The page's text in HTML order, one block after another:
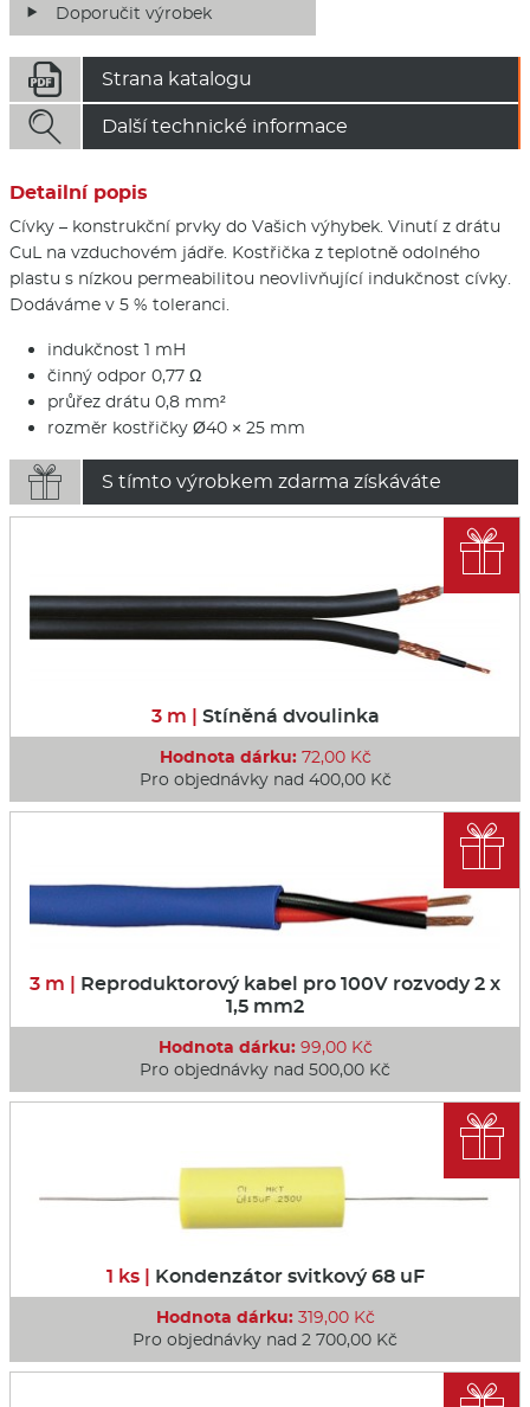
Doporučit výrobek
 Strana katalogu
 Další technické informace
Detailní popis
Cívky – konstrukční prvky do Vašich výhybek. Vinutí z drátu
CuL na vzduchovém jádře. Kostřička z teplotně odolného
plastu s nízkou permeabilitou neovlivňující indukčnost cívky.
Dodáváme v 5 % toleranci.
indukčnost 1 mH
činný odpor 0,77 Ω
průřez drátu 0,8 mm²
rozměr kostřičky Ø40 × 25 mm
 S tímto výrobkem zdarma získáváte
3 m | Stíněná dvoulinka
Hodnota dárku:72,00 Kč
Pro objednávky nad 400,00 Kč

3 m | Reproduktorový kabel pro 100V rozvody 2 x
1,5 mm2
Hodnota dárku:99,00 Kč
Pro objednávky nad 500,00 Kč

1 ks | Kondenzátor svitkový 68 uF
Hodnota dárku:319,00 Kč
Pro objednávky nad 2 700,00 Kč
